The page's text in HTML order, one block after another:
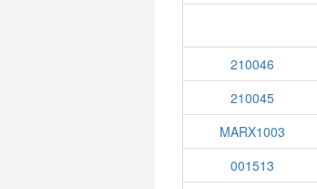
210046
210045
MARX1003
001513